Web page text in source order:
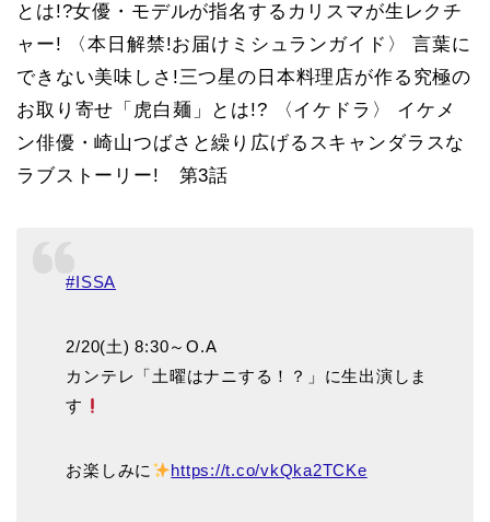
とは!?女優・モデルが指名するカリスマが生レクチ
ャー! 〈本日解禁!お届けミシュランガイド〉 言葉に
できない美味しさ!三つ星の日本料理店が作る究極の
お取り寄せ「虎白麺」とは!? 〈イケドラ〉 イケメ
ン俳優・崎山つばさと繰り広げるスキャンダラスな
ラブストーリー! 第3話
#ISSA
2/20(土) 8:30～O.A
カンテレ「土曜はナニする！？」に生出演しま
す
お楽しみに https://t.co/vkQka2TCKe